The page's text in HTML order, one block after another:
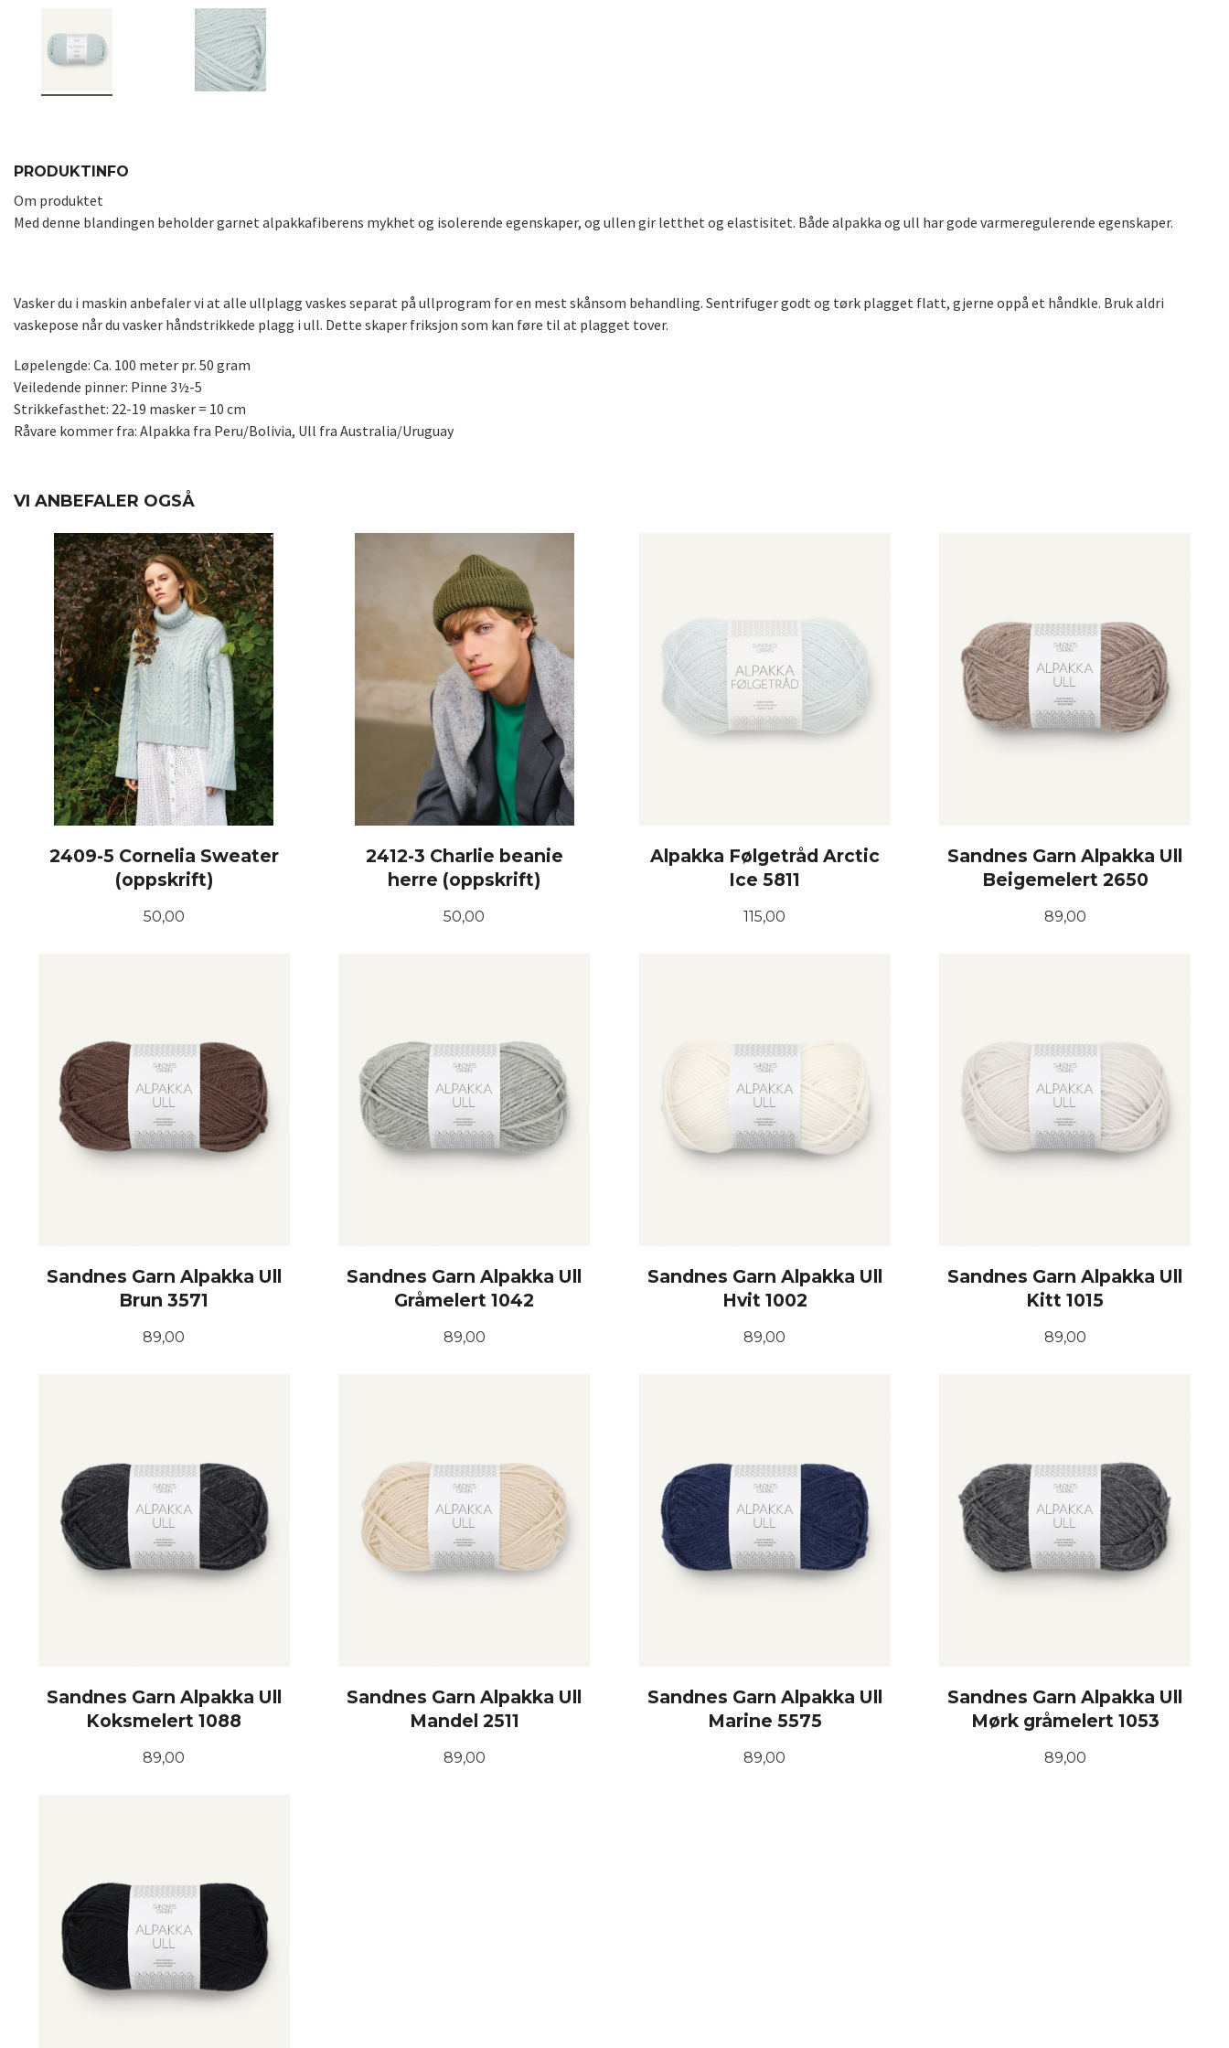
PRODUKTINFO
Om produktet
Med denne blandingen beholder garnet alpakkafiberens mykhet og isolerende egenskaper, og ullen gir letthet og elastisitet. Både alpakka og ull har gode varmeregulerende egenskaper.
Vasker du i maskin anbefaler vi at alle ullplagg vaskes separat på ullprogram for en mest skånsom behandling. Sentrifuger godt og tørk plagget flatt, gjerne oppå et håndkle. Bruk aldri
vaskepose når du vasker håndstrikkede plagg i ull. Dette skaper friksjon som kan føre til at plagget tover.
Løpelengde: Ca. 100 meter pr. 50 gram
Veiledende pinner: Pinne 3½-5
Strikkefasthet: 22-19 masker = 10 cm
Råvare kommer fra: Alpakka fra Peru/Bolivia, Ull fra Australia/Uruguay
VI ANBEFALER OGSÅ
2409-5 Cornelia Sweater
(oppskrift)
Pris
50,00
2412-3 Charlie beanie
herre (oppskrift)
Pris
50,00
Alpakka Følgetråd Arctic
Ice 5811
Pris
115,00
Sandnes Garn Alpakka Ull
Beigemelert 2650
Pris
89,00
Sandnes Garn Alpakka Ull
Brun 3571
Pris
89,00
Sandnes Garn Alpakka Ull
Gråmelert 1042
Pris
89,00
Sandnes Garn Alpakka Ull
Hvit 1002
Pris
89,00
Sandnes Garn Alpakka Ull
Kitt 1015
Pris
89,00
Sandnes Garn Alpakka Ull
Koksmelert 1088
Pris
89,00
Sandnes Garn Alpakka Ull
Mandel 2511
Pris
89,00
Sandnes Garn Alpakka Ull
Marine 5575
Pris
89,00
Sandnes Garn Alpakka Ull
Mørk gråmelert 1053
Pris
89,00